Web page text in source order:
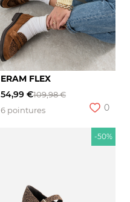
ERAM FLEX
54,99 €109,98 €
6 pointures
0
-50%